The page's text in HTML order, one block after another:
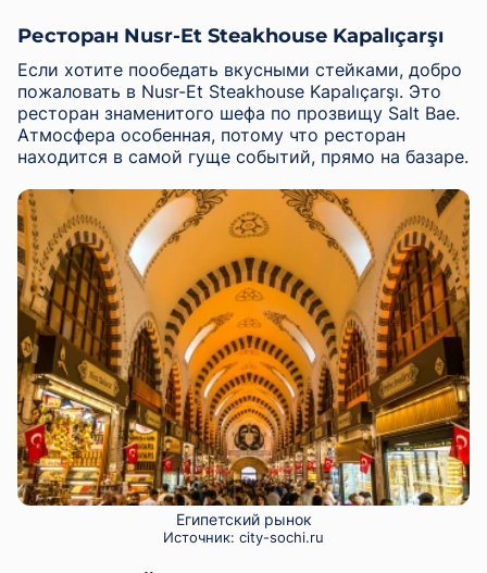
Ресторан Nusr-Et Steakhouse Kapalıçarşı
Если хотите пообедать вкусными стейками, добро
пожаловать в Nusr-Et Steakhouse Kapalıçarşı. Это
ресторан знаменитого шефа по прозвищу Salt Bae.
Атмосфера особенная, потому что ресторан
находится в самой гуще событий, прямо на базаре.
Египетский рынок
Источник: city-sochi.ru